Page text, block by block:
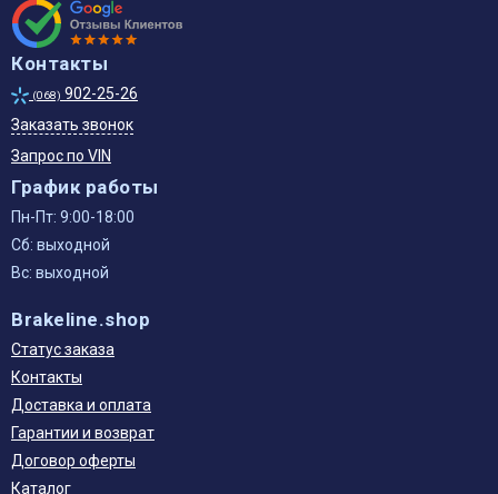
Контакты
(068) 902-25-26
Заказать звонок
Запрос по VIN
График работы
Пн-Пт: 9:00-18:00
Сб: выходной
Вс: выходной
Brakeline.shop
Статус заказа
Контакты
Доставка и оплата
Гарантии и возврат
Договор оферты
Каталог